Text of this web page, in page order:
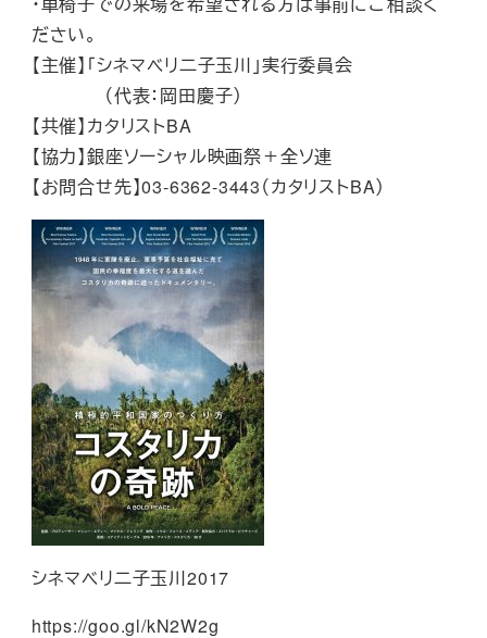
ださい。
【主催】「シネマベリ二子玉川」実行委員会
（代表：岡田慶子）
【共催】カタリストBA
【協力】銀座ソーシャル映画祭＋全ソ連
【お問合せ先】03-6362-3443（カタリストBA）
シネマベリ二子玉川2017
https://goo.gl/kN2W2g